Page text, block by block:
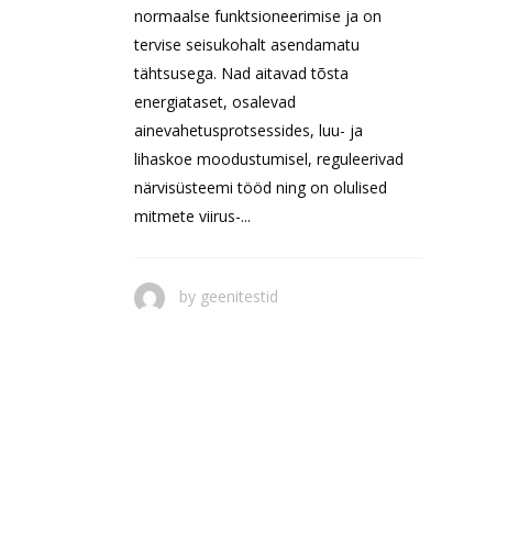
normaalse funktsioneerimise ja on
tervise seisukohalt asendamatu
tähtsusega. Nad aitavad tõsta
energiataset, osalevad
ainevahetusprotsessides, luu- ja
lihaskoe moodustumisel, reguleerivad
närvisüsteemi tööd ning on olulised
mitmete viirus-...
by geenitestid